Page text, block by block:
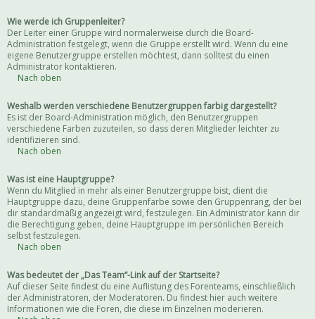
Wie werde ich Gruppenleiter?
Der Leiter einer Gruppe wird normalerweise durch die Board-
Administration festgelegt, wenn die Gruppe erstellt wird. Wenn du eine
eigene Benutzergruppe erstellen möchtest, dann solltest du einen
Administrator kontaktieren.
Nach oben
Weshalb werden verschiedene Benutzergruppen farbig dargestellt?
Es ist der Board-Administration möglich, den Benutzergruppen
verschiedene Farben zuzuteilen, so dass deren Mitglieder leichter zu
identifizieren sind.
Nach oben
Was ist eine Hauptgruppe?
Wenn du Mitglied in mehr als einer Benutzergruppe bist, dient die
Hauptgruppe dazu, deine Gruppenfarbe sowie den Gruppenrang, der bei
dir standardmäßig angezeigt wird, festzulegen. Ein Administrator kann dir
die Berechtigung geben, deine Hauptgruppe im persönlichen Bereich
selbst festzulegen.
Nach oben
Was bedeutet der „Das Team“-Link auf der Startseite?
Auf dieser Seite findest du eine Auflistung des Forenteams, einschließlich
der Administratoren, der Moderatoren. Du findest hier auch weitere
Informationen wie die Foren, die diese im Einzelnen moderieren.